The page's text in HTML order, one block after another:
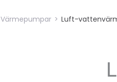
Värmepumpar > Luft-